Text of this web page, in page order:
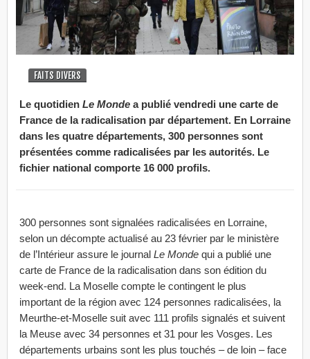
FAITS DIVERS
Le quotidien Le Monde a publié vendredi une carte de
France de la radicalisation par département. En Lorraine
dans les quatre départements, 300 personnes sont
présentées comme radicalisées par les autorités. Le
fichier national comporte 16 000 profils.
300 personnes sont signalées radicalisées en Lorraine,
selon un décompte actualisé au 23 février par le ministère
de l’Intérieur assure le journal Le Monde qui a publié une
carte de France de la radicalisation dans son édition du
week-end. La Moselle compte le contingent le plus
important de la région avec 124 personnes radicalisées, la
Meurthe-et-Moselle suit avec 111 profils signalés et suivent
la Meuse avec 34 personnes et 31 pour les Vosges. Les
départements urbains sont les plus touchés – de loin – face